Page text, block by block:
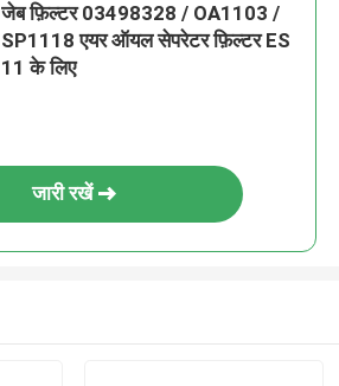
जेब फ़िल्टर 03498328 / OA1103 /
SP1118 एयर ऑयल सेपरेटर फ़िल्टर ES
11 के लिए
जारी रखें